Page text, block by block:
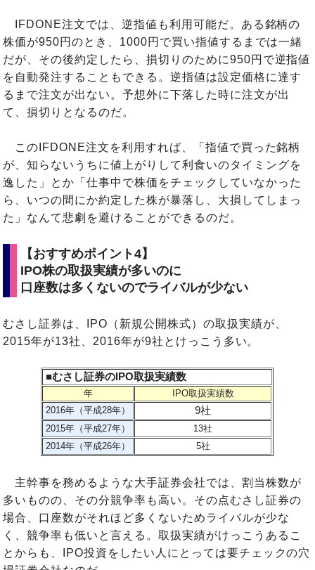
IFDONE注文では、逆指値も利用可能だ。ある銘柄の
株価が950円のとき、1000円で買い指値するまでは一緒
だが、その後約定したら、損切りのために950円で逆指値
を自動発注することもできる。逆指値は設定価格に達す
るまで注文が出ない。予想外に下落した時に注文が出
て、損切りとなるのだ。
このIFDONE注文を利用すれば、「指値で買った銘柄
が、知らないうちに値上がりして利食いのタイミングを
逸した」とか「仕事中で株価をチェックしていなかった
ら、いつの間にか約定した株が暴落し、大損してしまっ
た」なんて悲劇を避けることができるのだ。
【おすすめポイント4】
IPO株の取扱実績が多いのに
口座数は多くないのでライバルが少ない
むさし証券は、IPO（新規公開株式）の取扱実績が、
2015年が13社、2016年が9社とけっこう多い。
■むさし証券のIPO取扱実績数
年
IPO取扱実績数
2016年（平成28年）
9社
2015年（平成27年）
13社
2014年（平成26年）
5社
主幹事を務めるような大手証券会社では、割当株数が
多いものの、その分競争率も高い。その点むさし証券の
場合、口座数がそれほど多くないためライバルが少な
く、競争率も低いと言える。取扱実績がけっこうあるこ
とからも、IPO投資をしたい人にとっては要チェックの穴